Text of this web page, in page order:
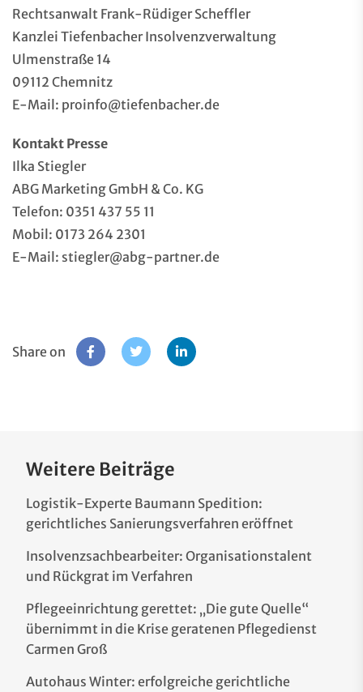
Rechtsanwalt Frank-Rüdiger Scheffler
Kanzlei Tiefenbacher Insolvenzverwaltung
Ulmenstraße 14
09112 Chemnitz
E-Mail: proinfo@tiefenbacher.de
Kontakt Presse
Ilka Stiegler
ABG Marketing GmbH & Co. KG
Telefon: 0351 437 55 11
Mobil: 0173 264 2301
E-Mail: stiegler@abg-partner.de
Share on
Weitere Beiträge
Logistik-Experte Baumann Spedition:
gerichtliches Sanierungsverfahren eröffnet
Insolvenzsachbearbeiter: Organisationstalent
und Rückgrat im Verfahren
Pflegeeinrichtung gerettet: „Die gute Quelle“
übernimmt in die Krise geratenen Pflegedienst
Carmen Groß
Autohaus Winter: erfolgreiche gerichtliche